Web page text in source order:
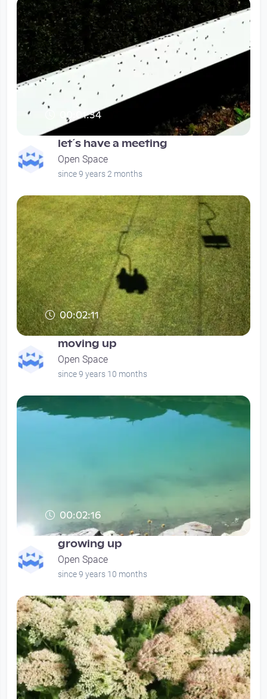
00:01:34
let´s have a meeting
Open Space
since 9 years 2 months
00:02:11
moving up
Open Space
since 9 years 10 months
00:02:16
growing up
Open Space
since 9 years 10 months